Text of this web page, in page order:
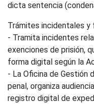
dicta sentencia
Trámites incidentales y
- Tramita incidentes
exenciones de prisión,
forma digital según la
- La Oficina de Gestión
penal, organiza
registro digital de